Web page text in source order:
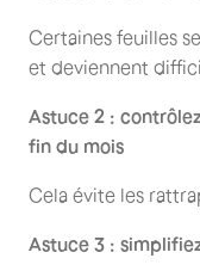
Certaines feuilles
et deviennent
Astuce 2 :
fin du mois
Cela évite les
Astuce 3 :